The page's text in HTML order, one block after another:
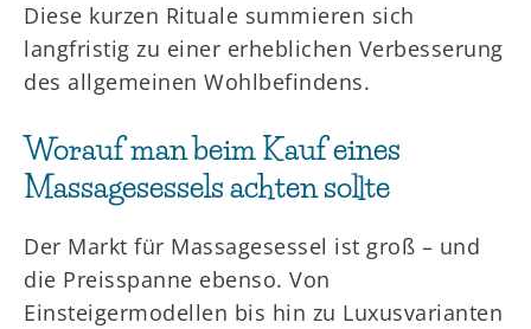
Diese kurzen Rituale summieren sich
langfristig zu einer erheblichen Verbesserung
des allgemeinen Wohlbefindens.
Worauf man beim Kauf eines
Massagesessels achten sollte
Der Markt für Massagesessel ist groß – und
die Preisspanne ebenso. Von
Einsteigermodellen bis hin zu Luxusvarianten